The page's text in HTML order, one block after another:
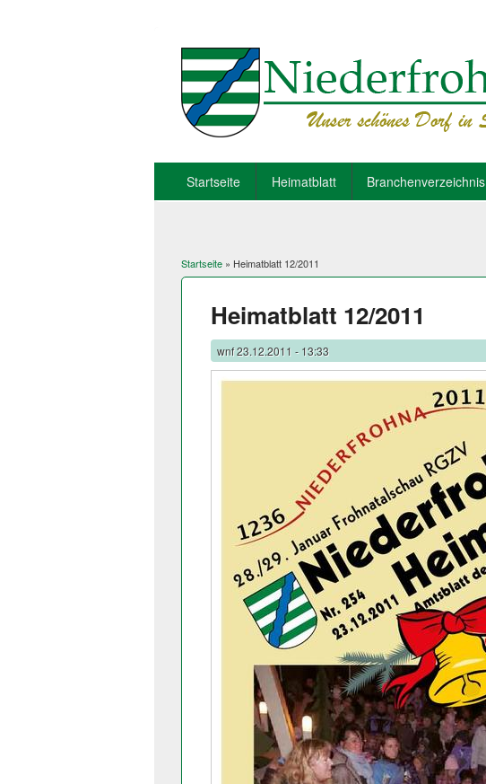
Startseite Heimatblatt Branchenverzeichnis
Sie sind hier
Startseite » Heimatblatt 12/2011
Heimatblatt 12/2011
wnf23.12.2011 - 13:33